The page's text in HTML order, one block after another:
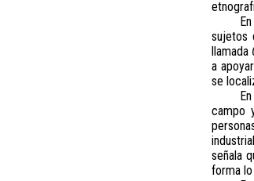
sujetos
llamada
a
se
campo
señala
forma